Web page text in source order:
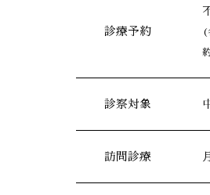
診療予約 (
診察対象
訪問診療